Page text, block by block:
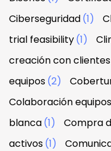
Ciberseguridad(1)
trial feasibility(1)
creación con clientes
equipos(2)
Colaboración equipos
blanca(1) Compra
activos(1)